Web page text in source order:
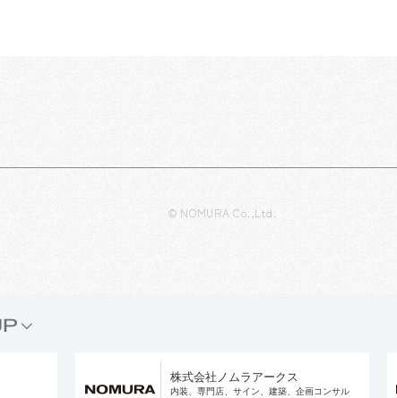
© NOMURA Co.,Ltd.
株式会社ノムラアークス
内装、専門店、サイン、建築、企画コンサル